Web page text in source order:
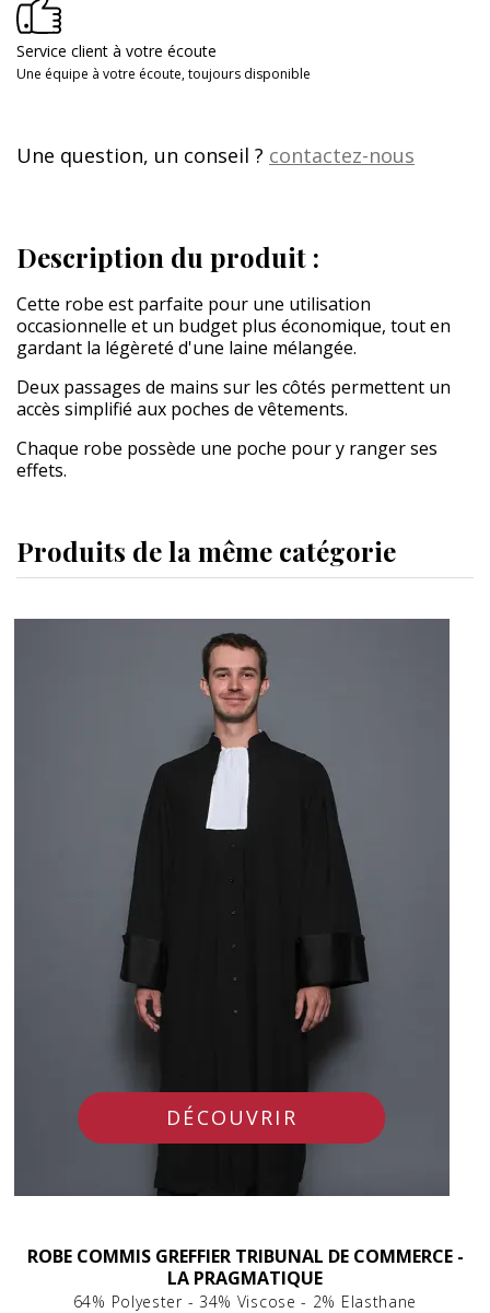
Service client à votre écoute
Une équipe à votre écoute, toujours disponible
Une question, un conseil ? contactez-nous
Description du produit :
Cette robe est parfaite pour une utilisation
occasionnelle et un budget plus économique, tout en
gardant la légèreté d'une laine mélangée.
Deux passages de mains sur les côtés permettent un
accès simplifié aux poches de vêtements.
Chaque robe possède une poche pour y ranger ses
effets.
Produits de la même catégorie
DÉCOUVRIR
ROBE COMMIS GREFFIER TRIBUNAL DE COMMERCE -
LA PRAGMATIQUE
64% Polyester - 34% Viscose - 2% Elasthane